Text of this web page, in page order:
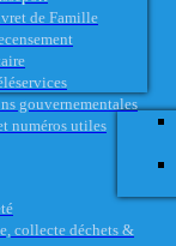
de Famille
gouvernementales
numéros utiles
collecte déchets &